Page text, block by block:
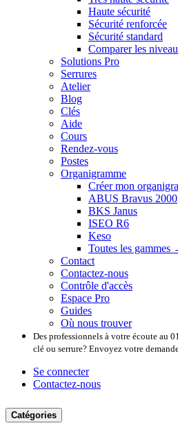
Haute sécurité
Sécurité renforcée
Sécurité standard
Comparer les
Solutions Pro
Serrures
Atelier
Blog
Clés
Aide
Cours
Rendez-vous
Postes
Organigramme
Créer mon
ABUS Bravus 2000
BKS Janus
ISEO R6
Keso
Toutes les gammes
Contact
Contactez-nous
Contrôle d'accès
Espace Pro
Guides
Où nous trouver
Des professionnels à votre écoute au
clé ou serrure? Envoyez votre
Se connecter
Contactez-nous
Catégories